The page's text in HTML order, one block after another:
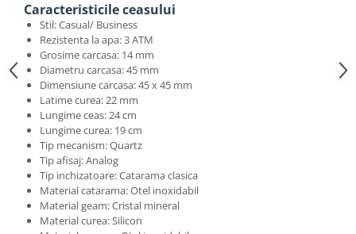
Caracteristicile ceasului
Stil: Casual/ Business
Rezistenta la apa: 3 ATM
Grosime carcasa: 14 mm
Diametru carcasa: 45 mm
Dimensiune carcasa: 45 x 45 mm
Latime curea: 22 mm
Lungime ceas: 24 cm
Lungime curea: 19 cm
Tip mecanism: Quartz
Tip afisaj: Analog
Tip inchizatoare: Catarama clasica
Material catarama: Otel inoxidabil
Material geam: Cristal mineral
Material curea: Silicon